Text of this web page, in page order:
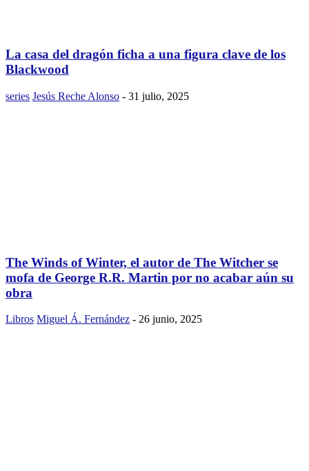
La casa del dragón ficha a una figura clave de los
Blackwood
series Jesús Reche Alonso - 31 julio, 2025
The Winds of Winter, el autor de The Witcher se
mofa de George R.R. Martin por no acabar aún su
obra
Libros Miguel Á. Fernández - 26 junio, 2025